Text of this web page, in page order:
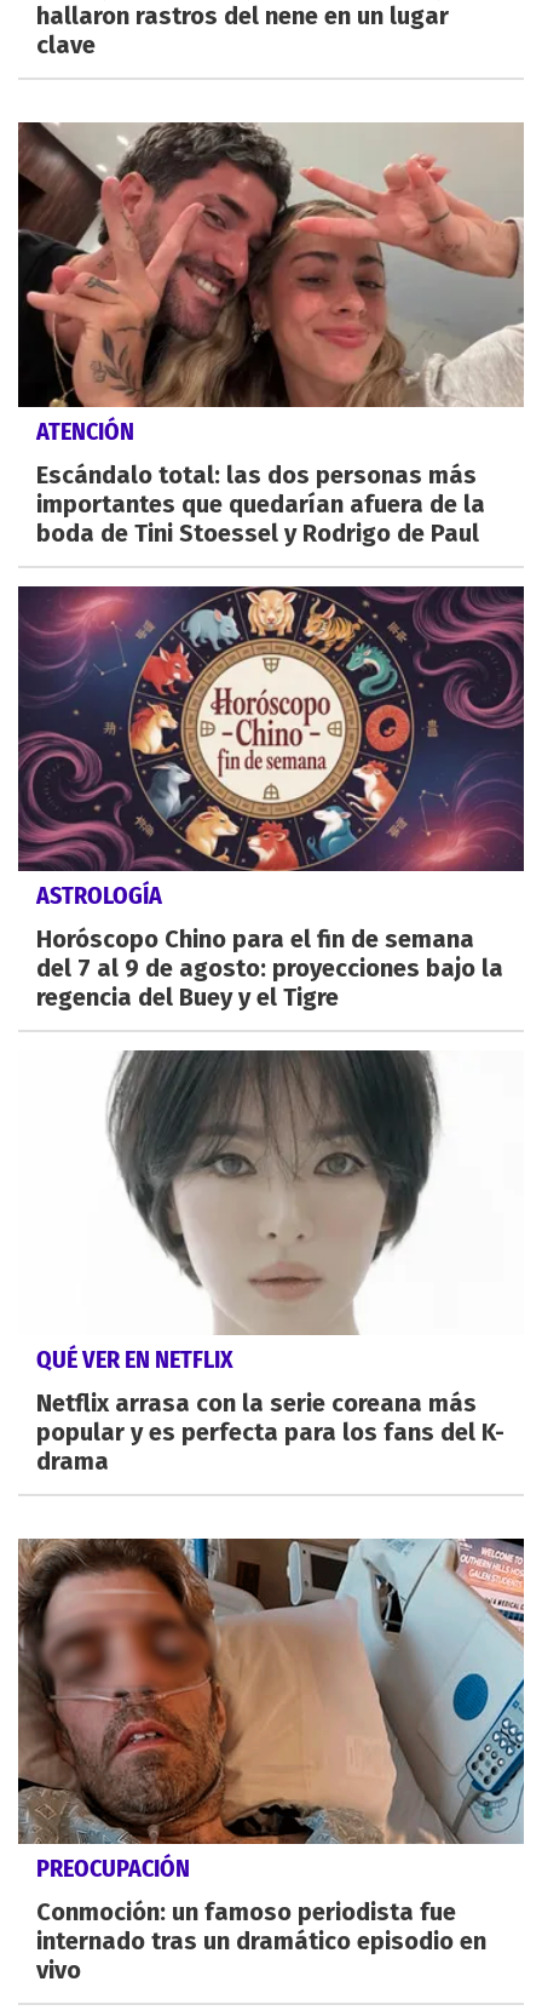
hallaron rastros del nene en un lugar
clave
ATENCIÓN
Escándalo total: las dos personas más
importantes que quedarían afuera de la
boda de Tini Stoessel y Rodrigo de Paul
ASTROLOGÍA
Horóscopo Chino para el fin de semana
del 7 al 9 de agosto: proyecciones bajo la
regencia del Buey y el Tigre
QUÉ VER EN NETFLIX
Netflix arrasa con la serie coreana más
popular y es perfecta para los fans del K-
drama
PREOCUPACIÓN
Conmoción: un famoso periodista fue
internado tras un dramático episodio en
vivo